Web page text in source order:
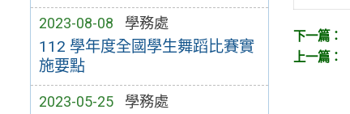
2023-08-08 學務處
112 學年度全國學生舞蹈比賽實
施要點
2023-05-25 學務處